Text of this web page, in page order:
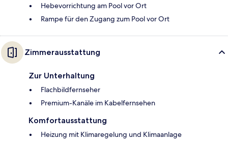
Hebevorrichtung am Pool vor Ort
Rampe für den Zugang zum Pool vor Ort
Zimmerausstattung
Zur Unterhaltung
Flachbildfernseher
Premium-Kanäle im Kabelfernsehen
Komfortausstattung
Heizung mit Klimaregelung und Klimaanlage